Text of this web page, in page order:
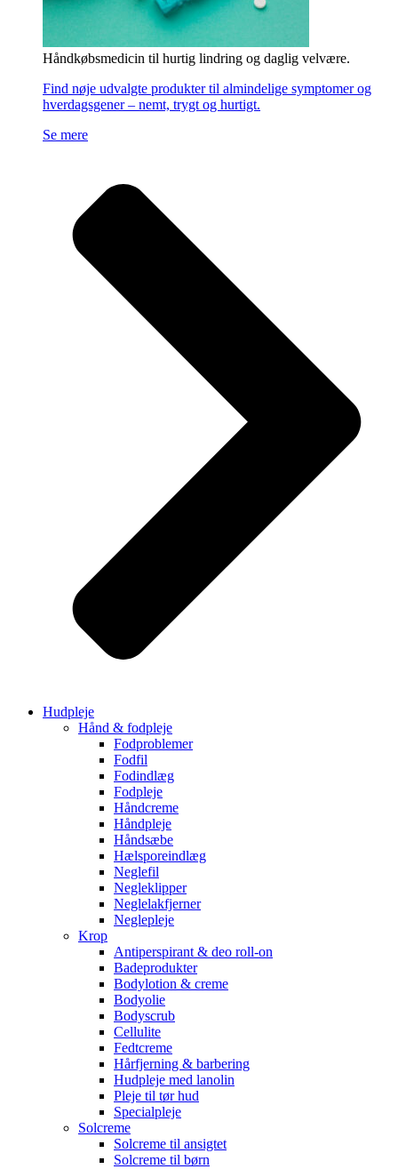
Håndkøbsmedicin til hurtig lindring og daglig velvære.
Find nøje udvalgte produkter til almindelige symptomer og
hverdagsgener – nemt, trygt og hurtigt.
Se mere
Hudpleje
Hånd & fodpleje
Fodproblemer
Fodfil
Fodindlæg
Fodpleje
Håndcreme
Håndpleje
Håndsæbe
Hælsporeindlæg
Neglefil
Negleklipper
Neglelakfjerner
Neglepleje
Krop
Antiperspirant & deo roll-on
Badeprodukter
Bodylotion & creme
Bodyolie
Bodyscrub
Cellulite
Fedtcreme
Hårfjerning & barbering
Hudpleje med lanolin
Pleje til tør hud
Specialpleje
Solcreme
Solcreme til ansigtet
Solcreme til børn